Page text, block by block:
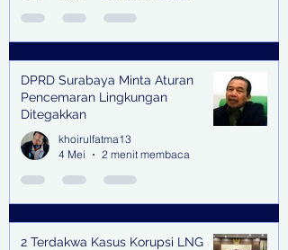
DPRD Surabaya Minta Aturan
Pencemaran Lingkungan
Ditegakkan
khoirulfatma13
4 Mei
2 menit membaca
2 Terdakwa Kasus Korupsi LNG